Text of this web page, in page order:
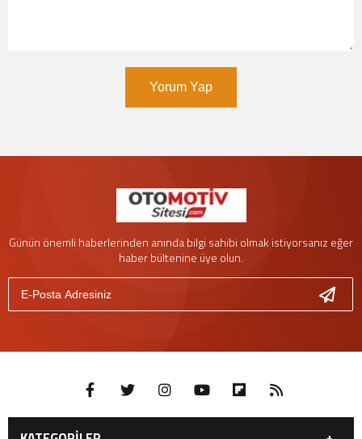
Yorum Yap
Günün önemli haberlerinden anında bilgi sahibi olmak istiyorsanız eğer
haber bültenine üye olun.